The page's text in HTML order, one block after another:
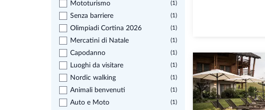
Mototurismo (1)
Senza barriere (1)
Olimpiadi Cortina 2026 (1)
Mercatini di Natale (1)
Capodanno (1)
Luoghi da visitare (1)
Nordic walking (1)
Animali benvenuti (1)
Auto e Moto (1)